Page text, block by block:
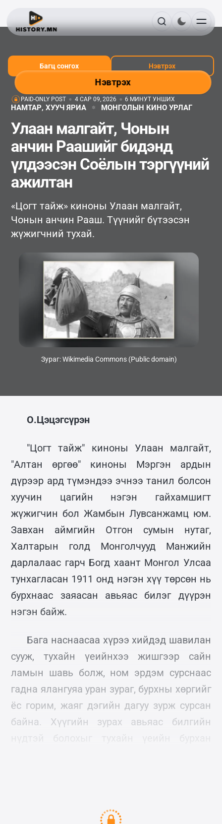
Нэвтрэх
Багц сонгох Нэвтрэх
PAID-ONLY POST 4 САР 09, 2026 6 МИНУТ УНШИХ
НАМТАР, ХУУЧ ЯРИА МОНГОЛЫН КИНО УРЛАГ
Улаан малгайт, Чонын
анчин Раашийг бидэнд
үлдээсэн Соёлын тэргүүний
ажилтан
«Цогт тайж» киноны Улаан малгайт,
Чонын анчин Рааш. Түүнийг бүтээсэн
жүжигчний тухай.
Зураг: Wikimedia Commons (Public domain)
О.Цэцэгсүрэн
"Цогт тайж" киноны Улаан малгайт,
"Алтан өргөө" киноны Мэргэн ардын
дүрээр ард түмэндээ эчнээ танил болсон
хуучин цагийн нэгэн гайхамшигт
жүжигчин бол Жамбын Лувсанжамц юм.
Завхан аймгийн Отгон сумын нутаг,
Халтарын голд Монголчууд Манжийн
дарлалаас гарч Богд хаант Монгол Улсаа
тунхагласан 1911 онд нэгэн хүү төрсөн нь
бурхнаас заяасан авьяас билэг дүүрэн
нэгэн байж.
Бага наснаасаа хүрээ хийдэд шавилан
сууж, тухайн үеийнхээ жишгээр сайн
ламын шавь болж, ном эрдэм сурснаас
гадна ялангуяа уран зураг, бурхны хөргийг
ёс горим, жаяг дэгийн дагуу зурж сурсан
байна. Хүүгийн зурах авьяас билгийн